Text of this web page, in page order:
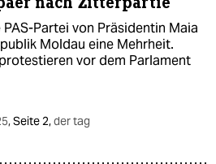
Partei von Präsidentin Maia
Moldau eine Mehrheit.
vor dem Parlament
,Seite 2,der tag